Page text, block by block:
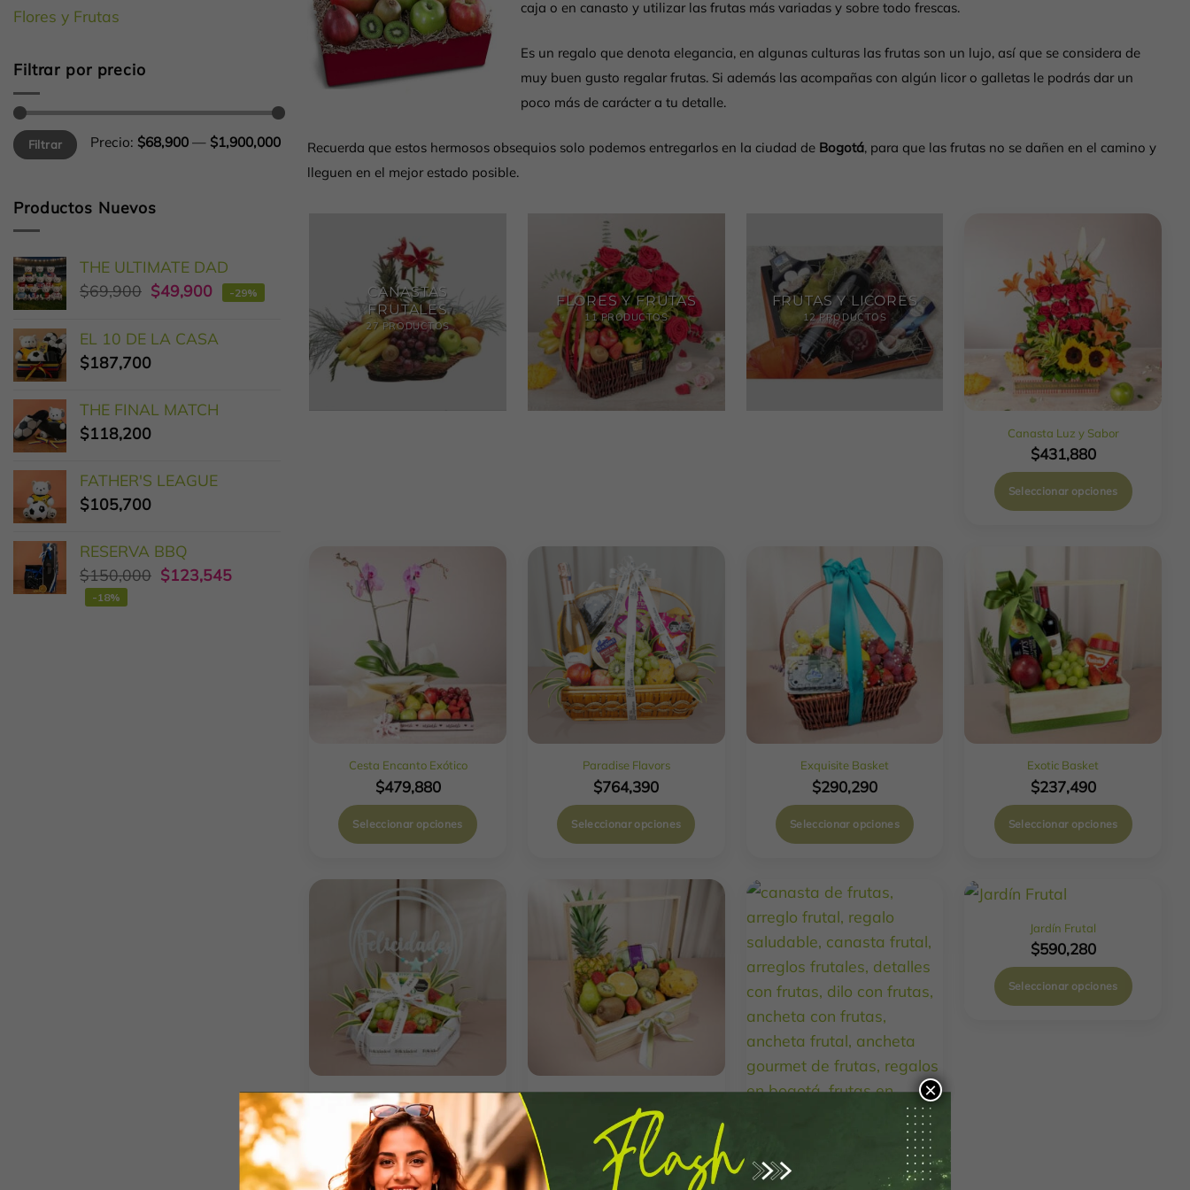
Flores y Frutas
Filtrar por precio
Precio
mínimo
Precio
máximo
Filtrar Precio: $68,900 — $1,900,000
Productos Nuevos
THE ULTIMATE DAD
$69,900 $49,900 -29%
EL 10 DE LA CASA
$187,700
THE FINAL MATCH
$118,200
FATHER'S LEAGUE
$105,700
RESERVA BBQ
$150,000 $123,545
-18%
caja o en canasto y utilizar las frutas más variadas y sobre todo frescas.
Es un regalo que denota elegancia, en algunas culturas las frutas son un lujo, así que se considera de
muy buen gusto regalar frutas. Si además las acompañas con algún licor o galletas le podrás dar un
poco más de carácter a tu detalle.
Recuerda que estos hermosos obsequios solo podemos entregarlos en la ciudad de Bogotá, para que las frutas no se dañen en el camino y
lleguen en el mejor estado posible.
CANASTAS
FRUTALES
27 PRODUCTOS
FLORES Y FRUTAS
11 PRODUCTOS
FRUTAS Y LICORES
12 PRODUCTOS
Canasta Luz y Sabor
$431,880
Seleccionar opciones
Cesta Encanto Exótico
$479,880
Seleccionar opciones
Paradise Flavors
$764,390
Seleccionar opciones
Exquisite Basket
$290,290
Seleccionar opciones
Exotic Basket
$237,490
Seleccionar opciones
Sorpresa Frutal
$258,789
Seleccionar opciones
245,176
Seleccionar opciones
Jardín Frutal
$590,280
Seleccionar opciones
×